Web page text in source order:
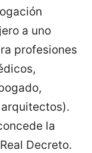
a uno
profesiones
la
Decreto.